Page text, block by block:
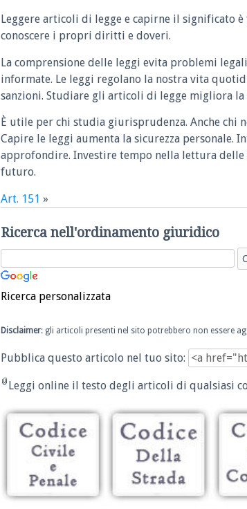
Leggere articoli di legge e capirne il significato
conoscere i propri diritti e doveri.
La comprensione delle leggi evita problemi
informate. Le leggi regolano la nostra vita
sanzioni. Studiare gli articoli di legge migliora la
È utile per chi studia giurisprudenza. Anche chi
Capire le leggi aumenta la sicurezza personale.
approfondire. Investire tempo nella lettura delle
futuro.
Art. 151 »
Ricerca nell'ordinamento giuridico
Ricerca personalizzata
Disclaimer: gli articoli presenti nel sito potrebbero non essere
Pubblica questo articolo nel tuo sito:
Leggi online il testo degli articoli di qualsiasi